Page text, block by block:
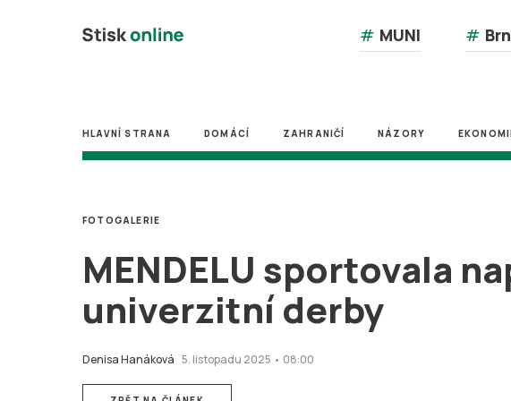
# MUNI #
HLAVNÍ STRANA DOMÁCÍ ZAHRANIČÍ NÁZORY
MENDELU sportovala
univerzitní derby
Denisa Hanáková 5. listopadu 2025 • 08:00
FOTOGALERIE